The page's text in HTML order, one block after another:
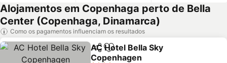
Alojamentos em Copenhaga perto de Bella
Center (Copenhaga, Dinamarca)
Como os pagamentos influenciam os resultados
PartilharAdicionar aos favoritos
AC Hotel Bella Sky
Copenhagen